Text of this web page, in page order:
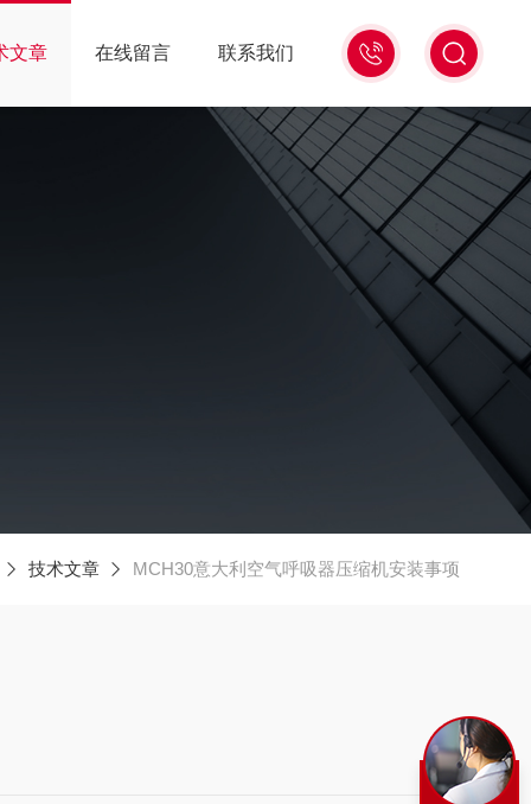
15006471345
文章 在线留言 联系我们
技术文章 MCH30意大利空气呼吸器压缩机安装事项